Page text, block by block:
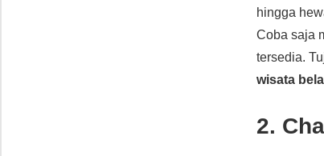
hingga
Coba saja
tersedia.
wisata
2.